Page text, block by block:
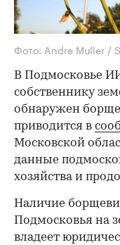
Фото: Andre Muller /
В Подмосковье
собственнику
обнаружен
приводится в
Московской
данные
хозяйства и
Наличие
Подмосковья на
владеет